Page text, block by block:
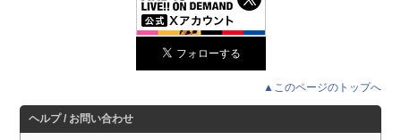
▲このページのトップへ
ヘルプ / お問い合わせ